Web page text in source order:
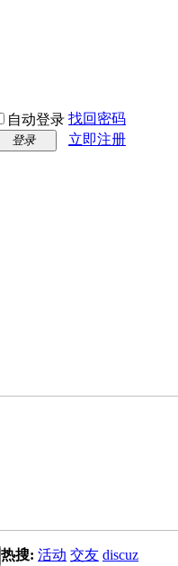
自动登录 找回密码
登录 立即注册
热搜: 活动 交友 discuz